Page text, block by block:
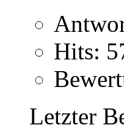
Hits:
Letzter